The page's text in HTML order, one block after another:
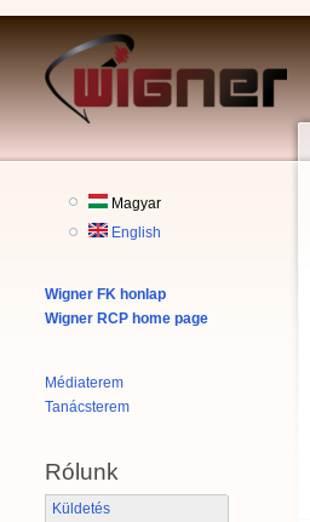
Magyar
English
Wigner FK honlap
Wigner RCP home page
Médiaterem
Tanácsterem
Rólunk
Küldetés